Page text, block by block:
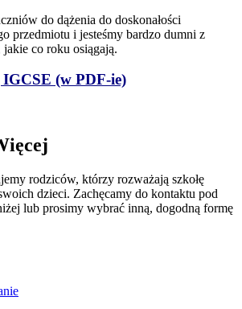
do dążenia do doskonałości
przedmiotu i jesteśmy bardzo dumni z
co roku osiągają.
(w PDF-ie)
rodziców, którzy rozważają szkołę
dzieci. Zachęcamy do kontaktu pod
lub prosimy wybrać inną, dogodną formę